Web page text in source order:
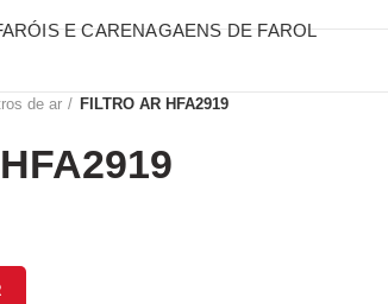
E CARENAGAENS DE FAROL
de ar FILTRO AR HFA2919